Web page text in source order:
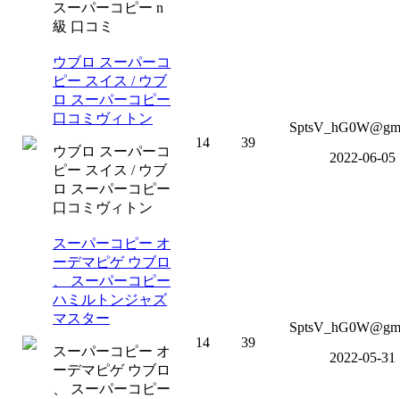
スーパーコピー n
級 口コミ
ウブロ スーパーコ
ピー スイス / ウブ
ロ スーパーコピー
口コミヴィトン
ウブロ スーパーコ
ピー スイス / ウブ
ロ スーパーコピー
口コミヴィトン
14 39
2022-06-05
スーパーコピー オ
ーデマピゲ ウブロ
、 スーパーコピー
ハミルトンジャズ
マスター
スーパーコピー オ
ーデマピゲ ウブロ
、 スーパーコピー
14 39
2022-05-31